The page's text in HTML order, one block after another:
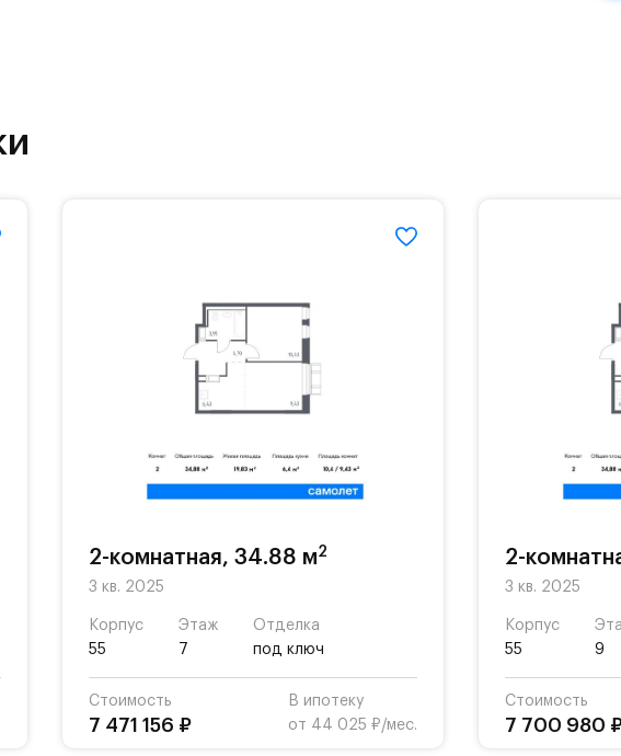
гимназии «Жуковка».
осуществляется по пропускам.#yan19-2r1521187#
2-комнатная, 34.88 м2
3 кв. 2025
Корпус
55
Этаж
7
Отделка
под ключ
Стоимость
7 471 156 ₽
В ипотеку
от 44 025 ₽/мес.
2-
3 кв. 2025
Корпус
55
9
Стоимость
7 700 980